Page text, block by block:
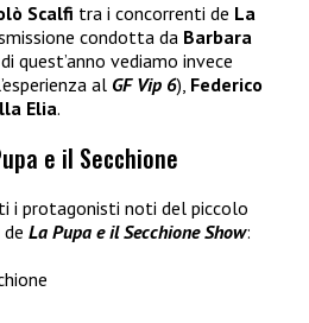
Scalfi tra i concorrenti de La
condotta da Barbara
quest’anno vediamo invece
al GF Vip 6), Federico
Elia.
e il Secchione
i protagonisti noti del piccolo
La Pupa e il Secchione Show: